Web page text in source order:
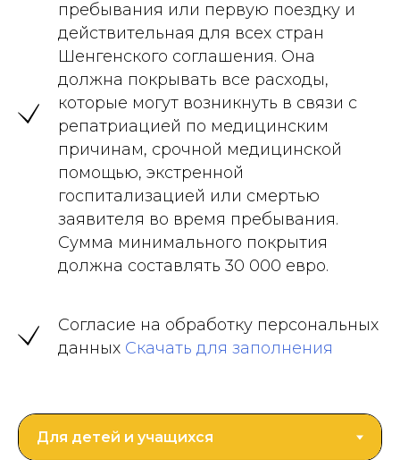
пребывания или первую поездку и
действительная для всех стран
Шенгенского соглашения. Она
должна покрывать все расходы,
которые могут возникнуть в связи с
репатриацией по медицинским
причинам, срочной медицинской
помощью, экстренной
госпитализацией или смертью
заявителя во время пребывания.
Сумма минимального покрытия
должна составлять 30 000 евро.
Согласие на обработку персональных
данных Скачать для заполнения